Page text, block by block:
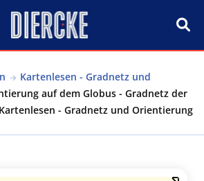
Kartenlesen - Gradnetz und
auf dem Globus - Gradnetz der
- Gradnetz und Orientierung